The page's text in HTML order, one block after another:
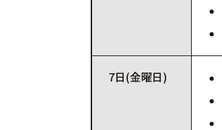
7日(金曜日)